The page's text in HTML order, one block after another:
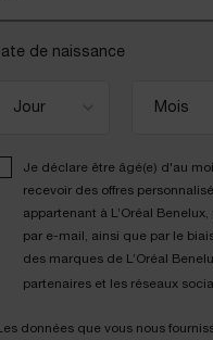
de naissance
Je déclare être âgé(e) d'au
recevoir des offres
appartenant à L’Oréal
par e-mail, ainsi que par le
des marques de L’Oréal
partenaires et les réseaux
données que vous nous